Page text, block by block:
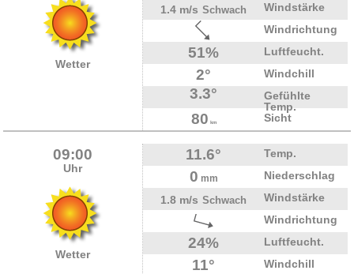
Wetter
1.4 m/s Schwach
Windstärke
Windrichtung
51% Luftfeucht.
2° Windchill
3.3°
Gefühlte
Temp.
80 km Sicht
09:00
Uhr
Wetter
11.6° Temp.
0 mm
Niederschlag
1.8 m/s Schwach
Windstärke
Windrichtung
24% Luftfeucht.
11° Windchill